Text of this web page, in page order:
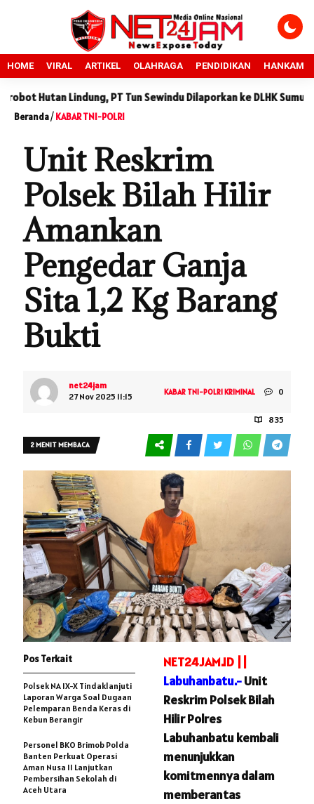
HOME VIRAL ARTIKEL OLAHRAGA PENDIDIKAN HANKAM
Lindung, PT Tun Sewindu Dilaporkan ke DLHK Sumut Sidang
Beranda/KABAR TNI-POLRI
Unit Reskrim
Polsek Bilah Hilir
Amankan
Pengedar Ganja
Sita 1,2 Kg Barang
Bukti
net24jam
27 Nov 2025 11:15
KABAR TNI-POLRIKRIMINAL 0
835
2 MENIT MEMBACA
NET24JAM.ID ||
Labuhanbatu.-Unit
Reskrim Polsek Bilah
Hilir Polres
Labuhanbatu kembali
menunjukkan
komitmennya dalam
memberantas
Pos Terkait
Polsek NA IX-X Tindaklanjuti
Laporan Warga Soal Dugaan
Pelemparan Benda Keras di
Kebun Berangir
Personel BKO Brimob Polda
Banten Perkuat Operasi
Aman Nusa II Lanjutkan
Pembersihan Sekolah di
Aceh Utara